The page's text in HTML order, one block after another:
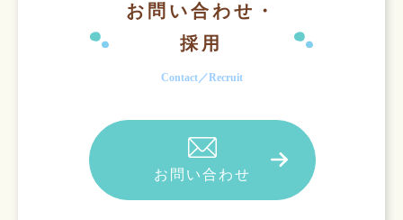
お問い合わせ・
採用
Contact／Recruit
お問い合わせ